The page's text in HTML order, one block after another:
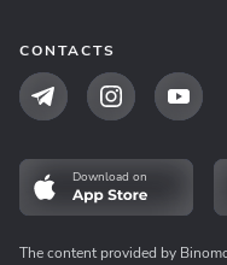
CONTACTS
Download on
The content provided by